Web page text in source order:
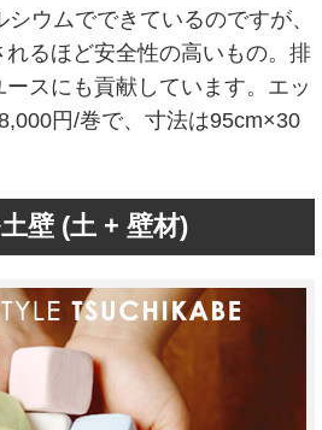
ウムでできているのですが、
るほど安全性の高いもの。排
スにも貢献しています。エッ
円/巻で、寸法は95cm×30
壁 (土 + 壁材)